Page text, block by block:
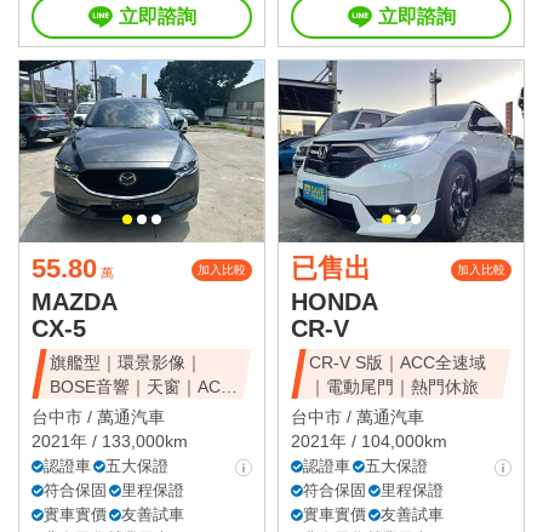
立即諮詢 立即諮詢
55.80 萬 加入比較
MAZDA
CX-5
旗艦型｜環景影像｜
BOSE音響｜天窗｜ACC
全速域｜質感休旅
台中市 / 萬通汽車
2021年 / 133,000km
認證車
五大保證
符合保固
里程保證
實車實價
友善試車
已售出 加入比較
HONDA
CR-V
CR-V S版｜ACC全速域
｜電動尾門｜熱門休旅
台中市 / 萬通汽車
2021年 / 104,000km
認證車
五大保證
符合保固
里程保證
實車實價
友善試車